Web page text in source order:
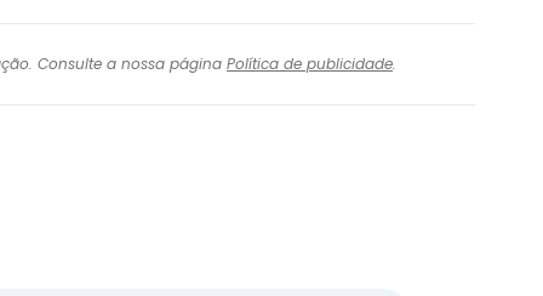
Consulte a nossa página Política de publicidade.